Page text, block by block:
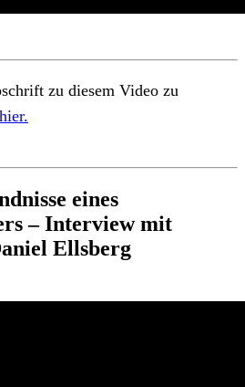
zu diesem Video zu
eines
– Interview mit
Ellsberg